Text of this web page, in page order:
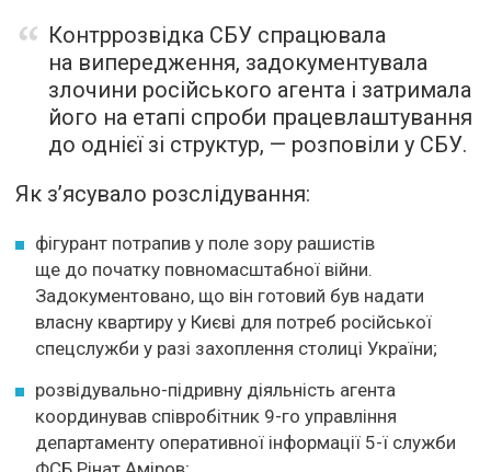
Контррозвідка СБУ спрацювала
на випередження, задокументувала
злочини російського агента і затримала
його на етапі спроби працевлаштування
до однієї зі структур, — розповіли у СБУ.
Як з’ясувало розслідування:
фігурант потрапив у поле зору рашистів
ще до початку повномасштабної війни.
Задокументовано, що він готовий був надати
власну квартиру у Києві для потреб російської
спецслужби у разі захоплення столиці України;
розвідувально-підривну діяльність агента
координував співробітник 9-го управління
департаменту оперативної інформації 5-ї служби